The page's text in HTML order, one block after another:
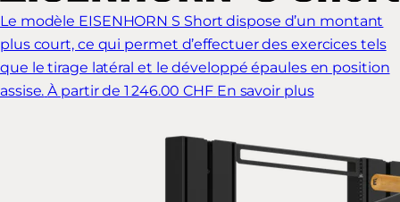
Le modèle EISENHORN S Short dispose d’un montant
plus court, ce qui permet d’effectuer des exercices tels
que le tirage latéral et le développé épaules en position
assise. À partir de 1 246.00 CHF En savoir plus